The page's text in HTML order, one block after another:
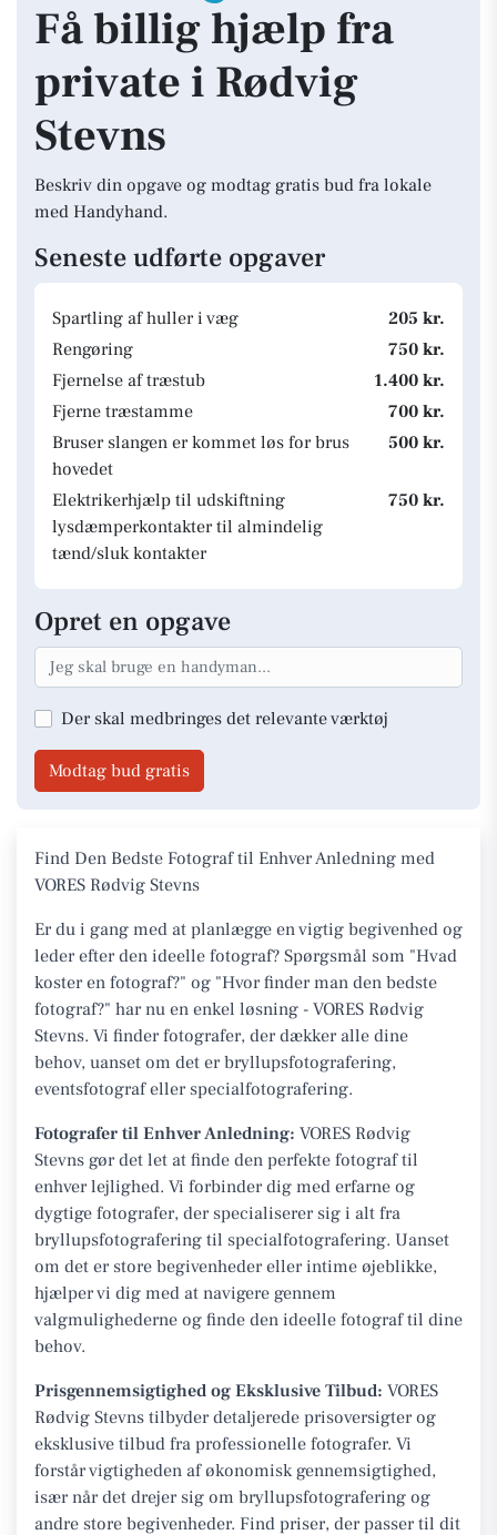
Få billig hjælp fra
private i Rødvig
Stevns
Beskriv din opgave og modtag gratis bud fra lokale
med Handyhand.
Seneste udførte opgaver
Spartling af huller i væg
205 kr.
Rengøring
750 kr.
Fjernelse af træstub
1.400 kr.
Fjerne træstamme
700 kr.
Bruser slangen er kommet løs for brus
hovedet
500 kr.
Elektrikerhjælp til udskiftning
lysdæmperkontakter til almindelig
tænd/sluk kontakter
750 kr.
Opret en opgave
Der skal medbringes det relevante værktøj
Modtag bud gratis
Find Den Bedste Fotograf til Enhver Anledning med
VORES Rødvig Stevns
Er du i gang med at planlægge en vigtig begivenhed og
leder efter den ideelle fotograf? Spørgsmål som "Hvad
koster en fotograf?" og "Hvor finder man den bedste
fotograf?" har nu en enkel løsning - VORES Rødvig
Stevns. Vi finder fotografer, der dækker alle dine
behov, uanset om det er bryllupsfotografering,
eventsfotograf eller specialfotografering.
Fotografer til Enhver Anledning: VORES Rødvig
Stevns gør det let at finde den perfekte fotograf til
enhver lejlighed. Vi forbinder dig med erfarne og
dygtige fotografer, der specialiserer sig i alt fra
bryllupsfotografering til specialfotografering. Uanset
om det er store begivenheder eller intime øjeblikke,
hjælper vi dig med at navigere gennem
valgmulighederne og finde den ideelle fotograf til dine
behov.
Prisgennemsigtighed og Eksklusive Tilbud: VORES
Rødvig Stevns tilbyder detaljerede prisoversigter og
eksklusive tilbud fra professionelle fotografer. Vi
forstår vigtigheden af økonomisk gennemsigtighed,
især når det drejer sig om bryllupsfotografering og
andre store begivenheder. Find priser, der passer til dit